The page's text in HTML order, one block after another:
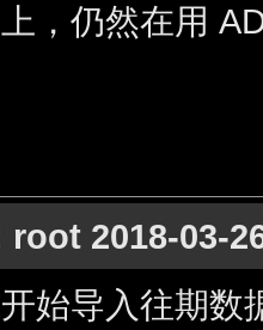
，仍然在用
2018-03-
始导入往期数